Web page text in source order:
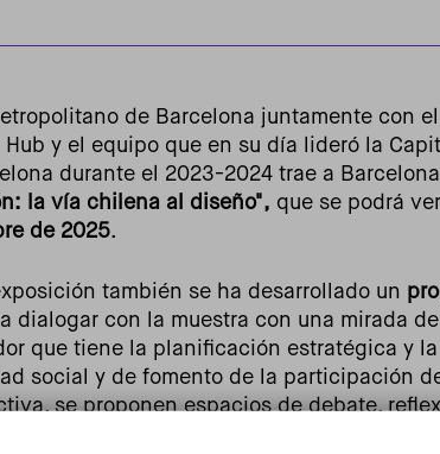
de Barcelona juntamente con
Hub y el equipo que en su día lideró la
durante el 2023-2024 trae a
la vía chilena al diseño", que se podrá ver
de 2025.
también se ha desarrollado un
dialogar con la muestra con una mirada
que tiene la planificación estratégica y
social y de fomento de la participación
se proponen espacios de debate,
actuales e imaginar nuevos horizontes